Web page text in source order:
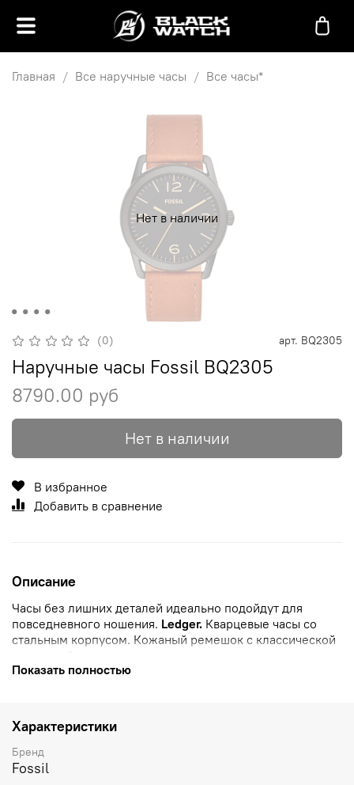
Главная Все наручные часы Все часы*
Нет в наличии
(0) арт. BQ2305
Наручные часы Fossil BQ2305
8790.00 руб
Нет в наличии
В избранное
Добавить в сравнение
Описание
Часы без лишних деталей идеально подойдут для
повседневного ношения. Ledger. Кварцевые часы со
стальным корпусом. Кожаный ремешок с классической
Показать полностью
Характеристики
Бренд
Fossil